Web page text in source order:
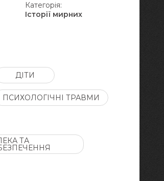
Категорія:
Історії мирних
ДІТИ
ПСИХОЛОГІЧНІ ТРАВМИ
ТА